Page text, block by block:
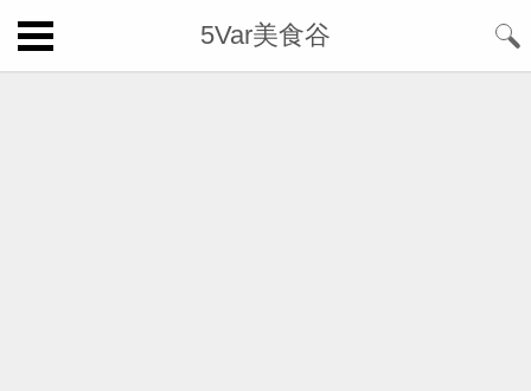
5Var美食谷